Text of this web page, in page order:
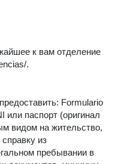
к вам отделение
.
Formulario
или паспорт (оригинал
видом на жительство,
из
пребывании в